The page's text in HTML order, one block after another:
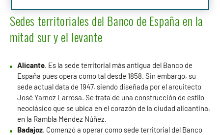
Sedes territoriales del Banco de España en la
mitad sur y el levante
Alicante. Es la sede territorial más antigua del Banco de
España pues opera como tal desde 1858. Sin embargo, su
sede actual data de 1947, siendo diseñada por el arquitecto
José Yarnoz Larrosa. Se trata de una construcción de estilo
neoclásico que se ubica en el corazón de la ciudad alicantina,
en la Rambla Méndez Núñez.
Badajoz. Comenzó a operar como sede territorial del Banco